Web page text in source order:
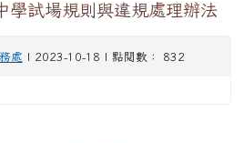
學試場規則與違規處理辦法
處 | 2023-10-18 | 點閱數： 832